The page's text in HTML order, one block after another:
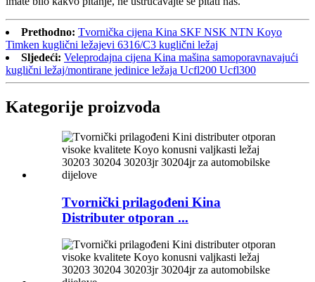
Prethodno: Tvornička cijena Kina SKF NSK NTN Koyo
Timken kuglični ležajevi 6316/C3 kuglični ležaj
Sljedeći: Veleprodajna cijena Kina mašina samoporavnavajući
kuglični ležaj/montirane jedinice ležaja Ucfl200 Ucfl300
Kategorije proizvoda
Tvornički prilagođeni Kina
Distributer otporan ...